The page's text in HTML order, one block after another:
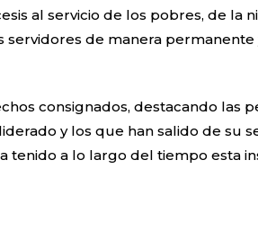
al servicio de los pobres, de la
de manera
consignados, destacando las
y los que han salido de su
a lo largo del tiempo esta